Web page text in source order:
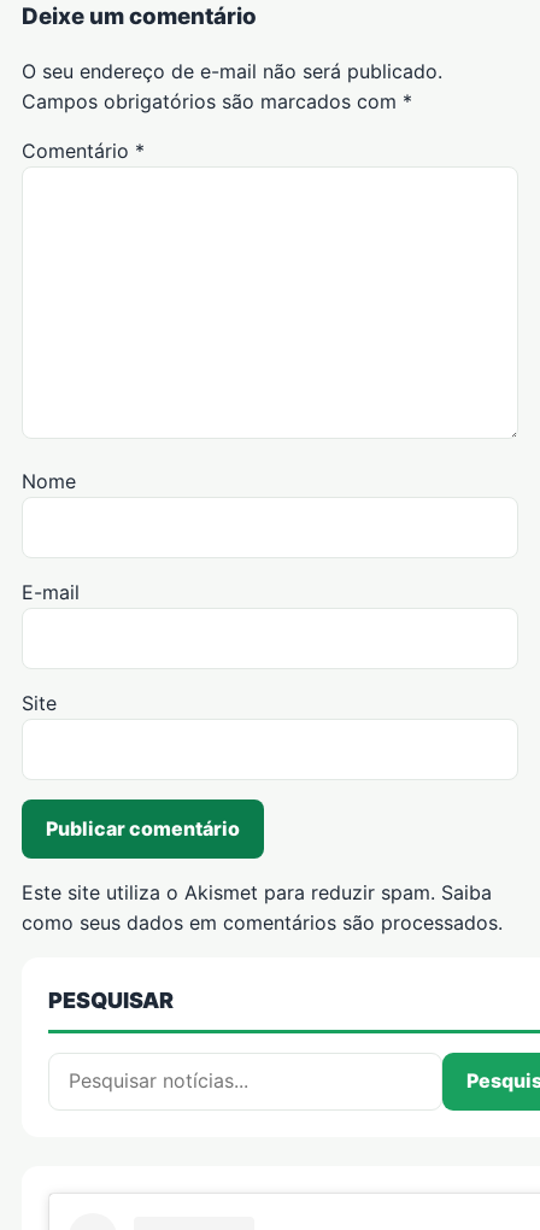
Deixe um comentário
O seu endereço de e-mail não será publicado.
Campos obrigatórios são marcados com *
Comentário *
Nome
E-mail
Site
Este site utiliza o Akismet para reduzir spam. Saiba
como seus dados em comentários são processados.
PESQUISAR
Pesquisar por: